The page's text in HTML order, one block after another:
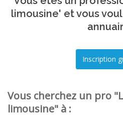
limousine' et vous
Vous cherchez un pro
limousine" à :